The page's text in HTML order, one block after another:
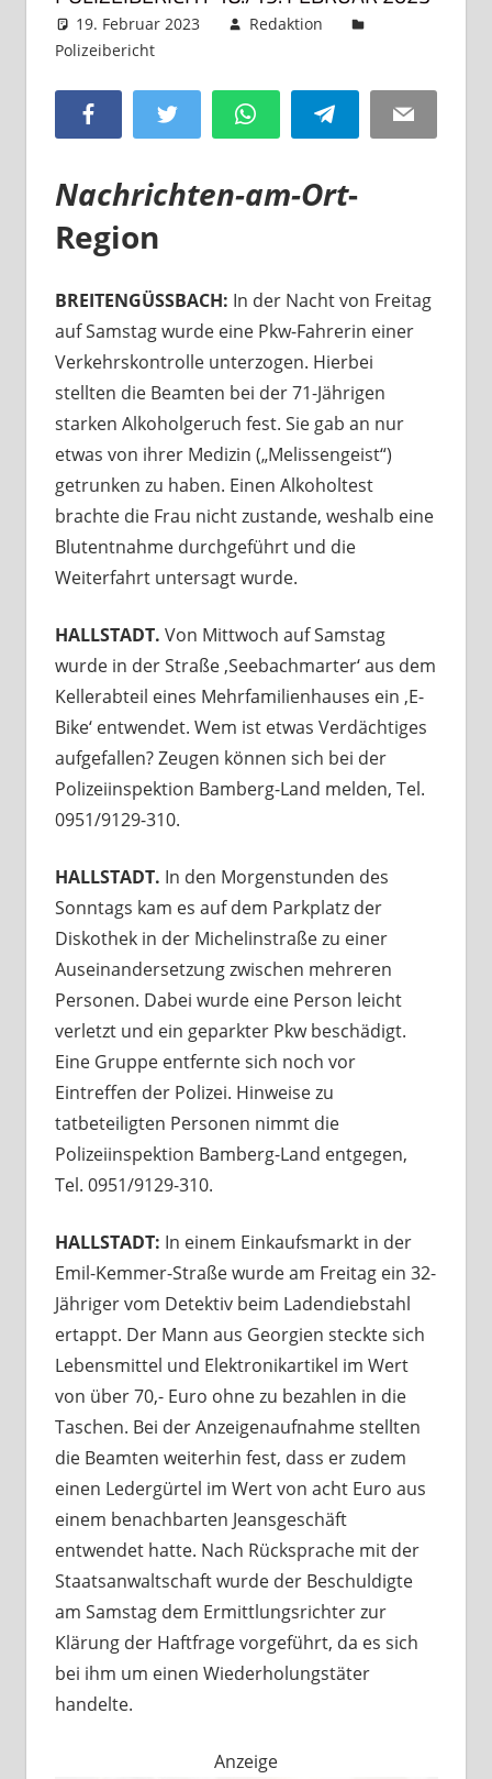
19. Februar 2023
Redaktion
Polizeibericht
Facebook Twitter WhatsAppTelegram Email
Nachrichten-am-Ort-
Region
BREITENGÜSSBACH: In der Nacht von Freitag
auf Samstag wurde eine Pkw-Fahrerin einer
Verkehrskontrolle unterzogen. Hierbei
stellten die Beamten bei der 71-Jährigen
starken Alkoholgeruch fest. Sie gab an nur
etwas von ihrer Medizin („Melissengeist“)
getrunken zu haben. Einen Alkoholtest
brachte die Frau nicht zustande, weshalb eine
Blutentnahme durchgeführt und die
Weiterfahrt untersagt wurde.
HALLSTADT. Von Mittwoch auf Samstag
wurde in der Straße ‚Seebachmarter‘ aus dem
Kellerabteil eines Mehrfamilienhauses ein ‚E-
Bike‘ entwendet. Wem ist etwas Verdächtiges
aufgefallen? Zeugen können sich bei der
Polizeiinspektion Bamberg-Land melden, Tel.
0951/9129-310.
HALLSTADT. In den Morgenstunden des
Sonntags kam es auf dem Parkplatz der
Diskothek in der Michelinstraße zu einer
Auseinandersetzung zwischen mehreren
Personen. Dabei wurde eine Person leicht
verletzt und ein geparkter Pkw beschädigt.
Eine Gruppe entfernte sich noch vor
Eintreffen der Polizei. Hinweise zu
tatbeteiligten Personen nimmt die
Polizeiinspektion Bamberg-Land entgegen,
Tel. 0951/9129-310.
HALLSTADT: In einem Einkaufsmarkt in der
Emil-Kemmer-Straße wurde am Freitag ein 32-
Jähriger vom Detektiv beim Ladendiebstahl
ertappt. Der Mann aus Georgien steckte sich
Lebensmittel und Elektronikartikel im Wert
von über 70,- Euro ohne zu bezahlen in die
Taschen. Bei der Anzeigenaufnahme stellten
die Beamten weiterhin fest, dass er zudem
einen Ledergürtel im Wert von acht Euro aus
einem benachbarten Jeansgeschäft
entwendet hatte. Nach Rücksprache mit der
Staatsanwaltschaft wurde der Beschuldigte
am Samstag dem Ermittlungsrichter zur
Klärung der Haftfrage vorgeführt, da es sich
bei ihm um einen Wiederholungstäter
handelte.
Anzeige